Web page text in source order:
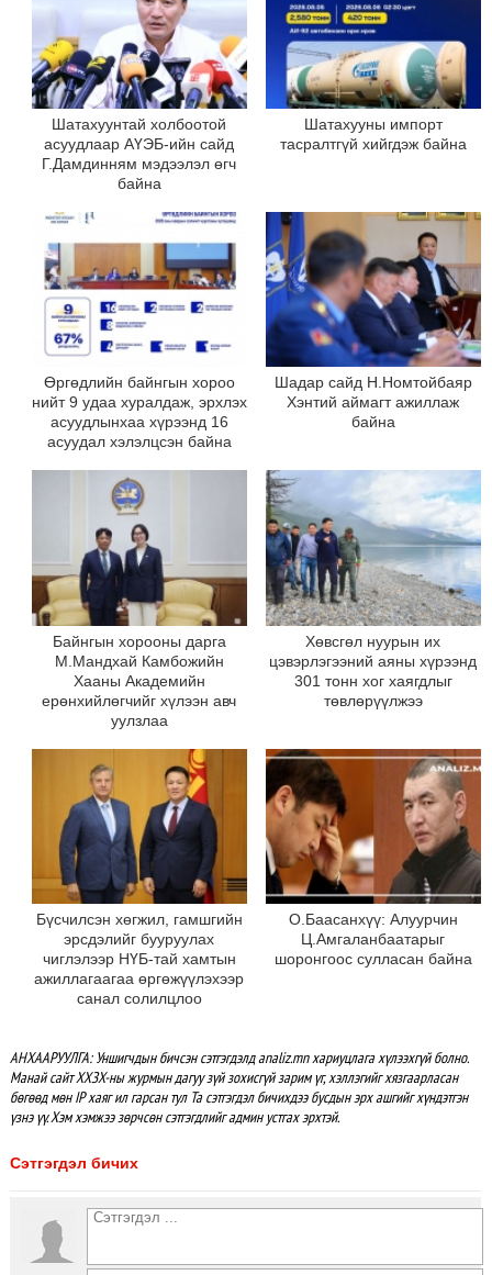
Шатахуунтай холбоотой
асуудлаар АҮЭБ-ийн сайд
Г.Дамдинням мэдээлэл өгч
байна
Шатахууны импорт
тасралтгүй хийгдэж байна
Өргөдлийн байнгын хороо
нийт 9 удаа хуралдаж, эрхлэх
асуудлынхаа хүрээнд 16
асуудал хэлэлцсэн байна
Шадар сайд Н.Номтойбаяр
Хэнтий аймагт ажиллаж
байна
Байнгын хорооны дарга
М.Мандхай Камбожийн
Хааны Академийн
ерөнхийлөгчийг хүлээн авч
уулзлаа
Хөвсгөл нуурын их
цэвэрлэгээний аяны хүрээнд
301 тонн хог хаягдлыг
төвлөрүүлжээ
Бүсчилсэн хөгжил, гамшгийн
эрсдэлийг бууруулах
чиглэлээр НҮБ-тай хамтын
ажиллагаагаа өргөжүүлэхээр
санал солилцлоо
О.Баасанхүү: Алуурчин
Ц.Амгаланбаатарыг
шоронгоос сулласан байна
АНХААРУУЛГА: Уншигчдын бичсэн сэтгэгдэлд analiz.mn хариуцлага хүлээхгүй болно.
Манай сайт ХХЗХ-ны журмын дагуу зүй зохисгүй зарим үг, хэллэгийг хязгаарласан
бөгөөд мөн IP хаяг ил гарсан тул Та сэтгэгдэл бичихдээ бусдын эрх ашгийг хүндэтгэн
үзнэ үү. Хэм хэмжээ зөрчсөн сэтгэгдлийг админ устгах эрхтэй.
Сэтгэгдэл бичих